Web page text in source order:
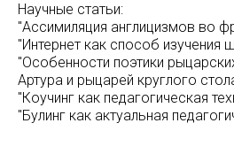
Научные статьи:
"Ассимиляция англицизмов во
"Интернет как способ изучения
"Особенности поэтики
Артура и рыцарей круглого
"Коучинг как педагогическая
"Булинг как актуальная